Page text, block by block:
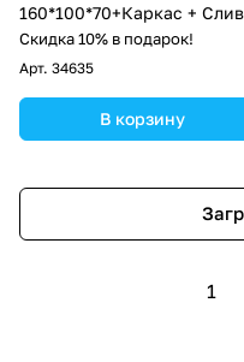
160*100*70+Каркас +
перелив
Скидка 10% в подарок!
Арт. 34635
В корзину
1